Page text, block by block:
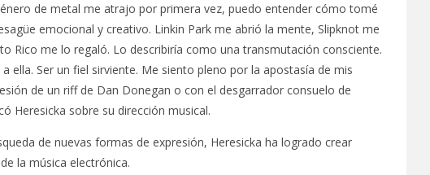
de metal me atrajo por primera vez, puedo entender cómo tomé
emocional y creativo. Linkin Park me abrió la mente, Slipknot me
Rico me lo regaló. Lo describiría como una transmutación consciente.
ella. Ser un fiel sirviente. Me siento pleno por la apostasía de mis
de un riff de Dan Donegan o con el desgarrador consuelo de
Heresicka sobre su dirección musical.
de nuevas formas de expresión, Heresicka ha logrado crear
la música electrónica.